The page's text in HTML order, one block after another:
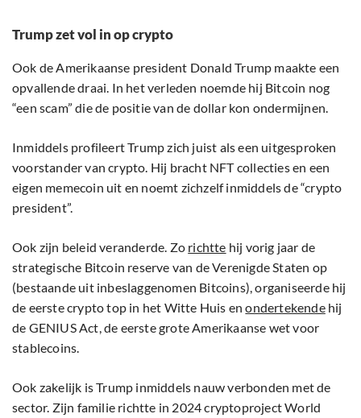
Trump zet vol in op crypto
Ook de Amerikaanse president Donald Trump maakte een
opvallende draai. In het verleden noemde hij Bitcoin nog
“een scam” die de positie van de dollar kon ondermijnen.
Inmiddels profileert Trump zich juist als een uitgesproken
voorstander van crypto. Hij bracht NFT collecties en een
eigen memecoin uit en noemt zichzelf inmiddels de “crypto
president”.
Ook zijn beleid veranderde. Zo richtte hij vorig jaar de
strategische Bitcoin reserve van de Verenigde Staten op
(bestaande uit inbeslaggenomen Bitcoins), organiseerde hij
de eerste crypto top in het Witte Huis enondertekendehij
de GENIUS Act, de eerste grote Amerikaanse wet voor
stablecoins.
Ook zakelijk is Trump inmiddels nauw verbonden met de
sector. Zijn familie richtte in 2024 cryptoproject World